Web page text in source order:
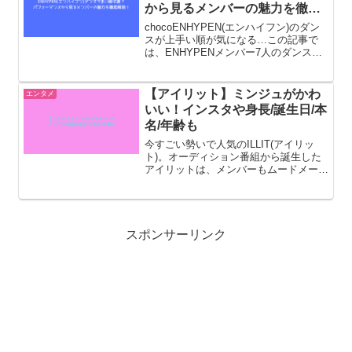
から見るメンバーの魅力を徹底
解剖！
chocoENHYPEN(エンハイフン)のダン
スが上手い順が気になる…この記事で
は、ENHYPENメンバー7人のダンスの
さらに、各メンバーのダンスの特徴や魅
力、おすすめ...
エンタメ
【アイリット】ミンジュがかわ
いい！インスタや身長/誕生日/本
名/年齢も
今すごい勢いで人気のILLIT(アイリッ
ト)。オーディション番組から誕生した
アイリットは、メンバーもムードメーカ
スポンサーリンク